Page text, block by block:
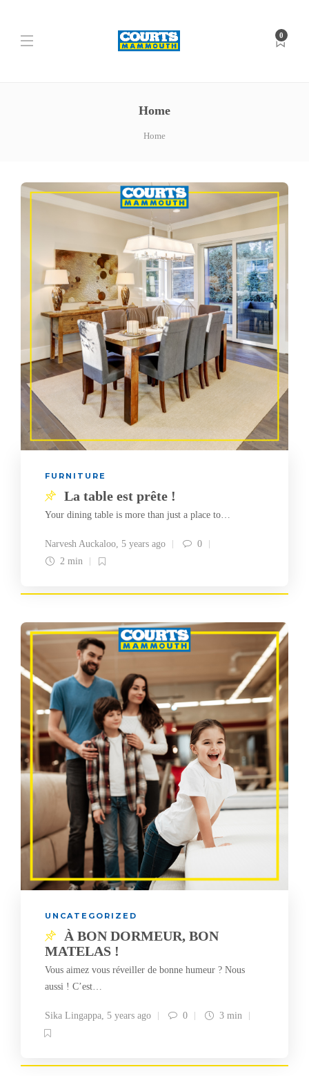
0
Home
Home
FURNITURE
La table est prête !
Your dining table is more than just a place to…
Narvesh Auckaloo, 5 years ago
0
2 min
UNCATEGORIZED
À BON DORMEUR, BON
MATELAS !
Vous aimez vous réveiller de bonne humeur ? Nous
aussi ! C’est…
Sika Lingappa, 5 years ago 0 3 min